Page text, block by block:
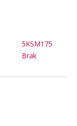
5KSM175
Brak